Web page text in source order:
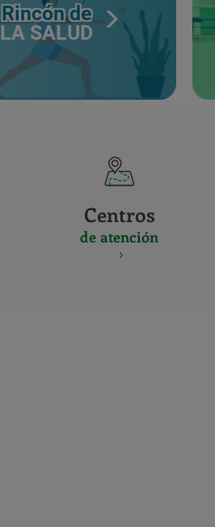
Rincón de
LA SALUD
Centros
de atención